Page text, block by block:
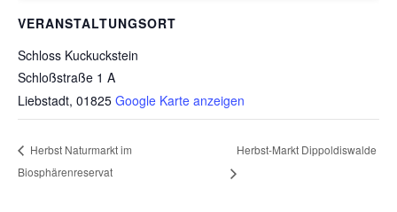
VERANSTALTUNGSORT
Schloss Kuckuckstein
Schloßstraße 1 A
Liebstadt, 01825 Google Karte anzeigen
Herbst Naturmarkt im
Biosphärenreservat
Herbst-Markt Dippoldiswalde